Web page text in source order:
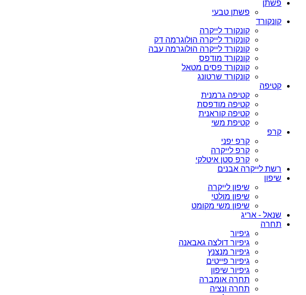
פשתן
פשתן טבעי
קונקורד
קונקורד לייקרה
קונקורד לייקרה הולוגרמה דק
קונקורד לייקרה הולוגרמה עבה
קונקורד מודפס
קונקורד פסים מטאל
קונקורד שרטונג
קטיפה
קטיפה גרמנית
קטיפה מודפסת
קטיפה קוראנית
קטיפת משי
קרפ
קרפ יפני
קרפ לייקרה
קרפ סטן איטלקי
רשת לייקרה אבנים
שיפון
שיפון לייקרה
שיפון מולטי
שיפון משי מקומט
שנאל - אריג
תחרה
גיפיור
גיפיור דולצה גאבאנה
גיפיור מנצנץ
גיפיור פייטים
גיפיור שיפון
תחרה אומברה
תחרה ונציה